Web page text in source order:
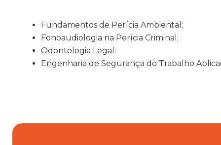
Fundamentos de Perícia Ambiental;
Fonoaudiologia na Perícia Criminal;
Odontologia Legal:
Engenharia de Segurança do Trabalho